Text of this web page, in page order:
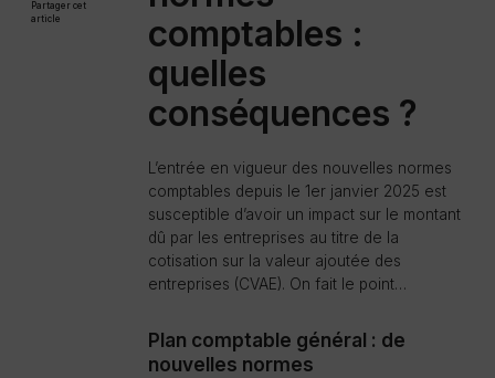
Partager cet
article
comptables :
quelles
conséquences ?
L’entrée en vigueur des nouvelles normes
comptables depuis le 1er janvier 2025 est
susceptible d’avoir un impact sur le montant
dû par les entreprises au titre de la
cotisation sur la valeur ajoutée des
entreprises (CVAE). On fait le point…
Plan comptable général : de
nouvelles normes